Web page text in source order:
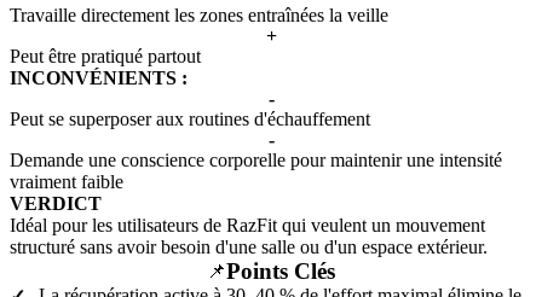
Travaille directement les zones entraînées la veille
+
Peut être pratiqué partout
INCONVÉNIENTS :
-
Peut se superposer aux routines d'échauffement
-
Demande une conscience corporelle pour maintenir une intensité
vraiment faible
VERDICT
Idéal pour les utilisateurs de RazFit qui veulent un mouvement
structuré sans avoir besoin d'une salle ou d'un espace extérieur.
📌Points Clés